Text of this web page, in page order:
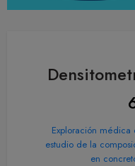
Exploración médica
estudio de la
en